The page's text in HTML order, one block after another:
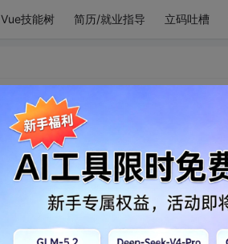
Vue技能树 简历/就业指导 立码吐槽